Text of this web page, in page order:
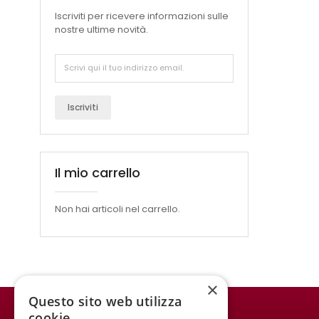
Iscriviti per ricevere informazioni sulle
nostre ultime novità.
Iscriviti
Il mio carrello
Non hai articoli nel carrello.
×
Questo sito web utilizza